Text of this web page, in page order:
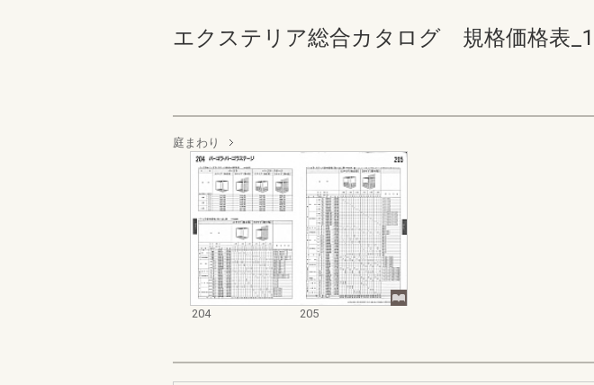
エクステリア総合カタログ 規格価格表
庭まわり
204 205